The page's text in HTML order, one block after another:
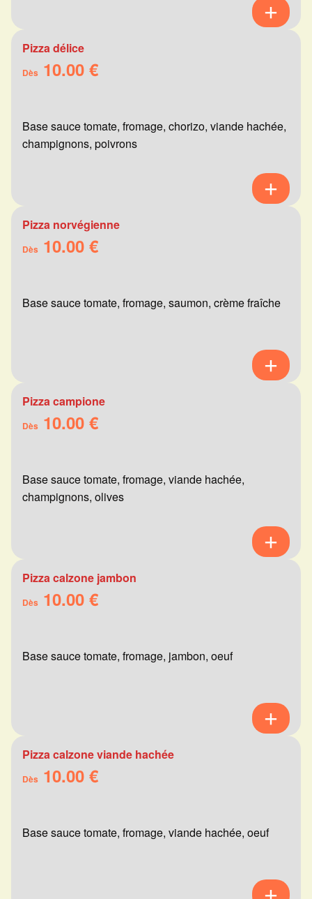
Pizza délice
Dès 10.00 €
Base sauce tomate, fromage, chorizo, viande hachée,
champignons, poivrons
Pizza norvégienne
Dès 10.00 €
Base sauce tomate, fromage, saumon, crème fraîche
Pizza campione
Dès 10.00 €
Base sauce tomate, fromage, viande hachée,
champignons, olives
Pizza calzone jambon
Dès 10.00 €
Base sauce tomate, fromage, jambon, oeuf
Pizza calzone viande hachée
Dès 10.00 €
Base sauce tomate, fromage, viande hachée, oeuf